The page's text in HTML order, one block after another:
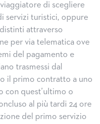
di scegliere
servizi turistici, oppure
attraverso
per via telematica ove
del pagamento e
trasmessi dal
il primo contratto a uno
con quest’ultimo o
al più tardi 24 ore
del primo servizio